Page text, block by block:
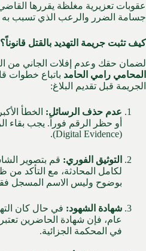
عقوبات تعزيرية مغلظة يقررها
جسامة الضرر والرعب الذي تسبب به
كيف تثبت جريمة التهديد بالقتل قانوناً؟
لضمان حقك وعدم إفلات الجاني من
المحامي رامي الحامد باتباع خطوات
الجريمة قبل تقديم البلاغ:
عدم حذف الرسائل: الخطأ
أو حظر الرقم فوراً. يجب بقاء
(Digital Evidence).
التوثيق الفوري:
لكامل المحادثة، مع التأكد
بوضوح وليس الاسم المسجل
شهادة الشهود: في حال كان
عام، فإن شهادة الحاضرين تعتبر
في المحكمة الجزائية.